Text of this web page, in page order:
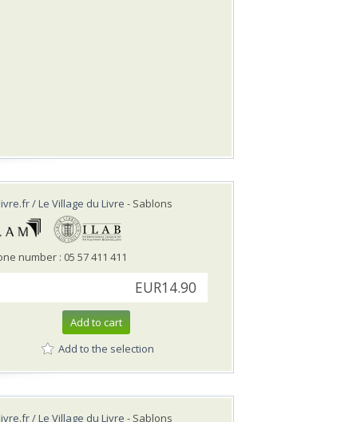
/ Le Village du Livre - Sablons
number : 05 57 411 411
EUR14.90
Add to cart
Add to the selection
/ Le Village du Livre - Sablons